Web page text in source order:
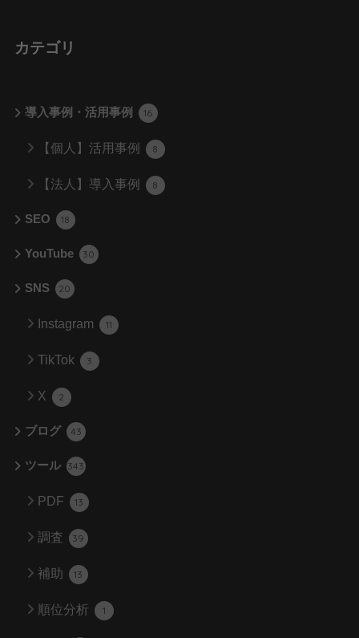
カテゴリ
導入事例・活用事例 16
【個人】活用事例 8
【法人】導入事例 8
SEO 18
YouTube 30
SNS 20
Instagram 11
TikTok 3
X 2
ブログ 43
ツール 343
PDF 13
調査 39
補助 13
順位分析 1